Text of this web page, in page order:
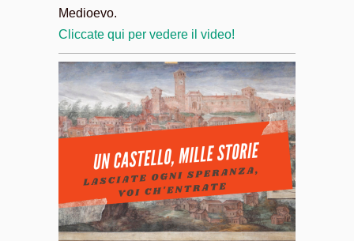
Medioevo.
Cliccate qui per vedere il video!